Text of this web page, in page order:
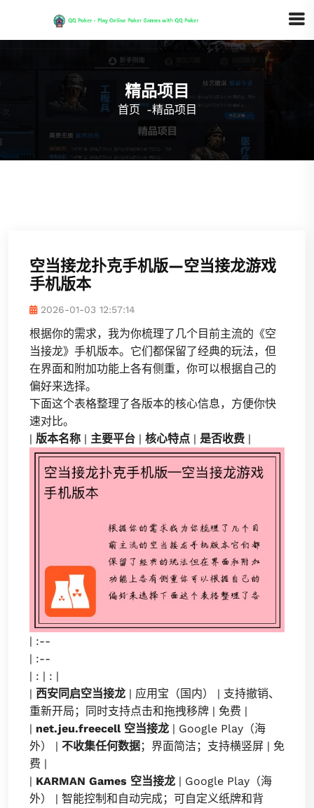
精品项目
首页 -精品项目
空当接龙扑克手机版—空当接龙游戏
手机版本
2026-01-03 12:57:14
根据你的需求，我为你梳理了几个目前主流的《空
当接龙》手机版本。它们都保留了经典的玩法，但
在界面和附加功能上各有侧重，你可以根据自己的
偏好来选择。
下面这个表格整理了各版本的核心信息，方便你快
速对比。
| 版本名称 | 主要平台 | 核心特点 | 是否收费 |
| :--
| :--
| : | : |
| 西安同启空当接龙 | 应用宝（国内） | 支持撤销、
重新开局；同时支持点击和拖拽移牌 | 免费 |
| net.jeu.freecell 空当接龙 | Google Play（海
外） | 不收集任何数据；界面简洁；支持横竖屏 | 免
费 |
| KARMAN Games 空当接龙 | Google Play（海
外） | 智能控制和自动完成；可自定义纸牌和背